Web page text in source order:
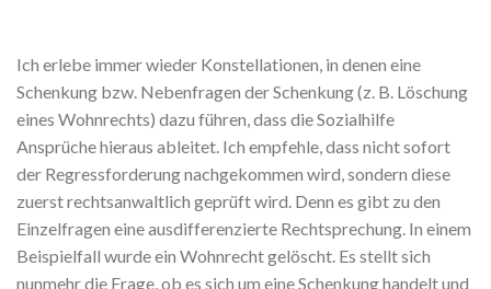
Ich erlebe immer wieder Konstellationen, in denen eine
Schenkung bzw. Nebenfragen der Schenkung (z. B. Löschung
eines Wohnrechts) dazu führen, dass die Sozialhilfe
Ansprüche hieraus ableitet. Ich empfehle, dass nicht sofort
der Regressforderung nachgekommen wird, sondern diese
zuerst rechtsanwaltlich geprüft wird. Denn es gibt zu den
Einzelfragen eine ausdifferenzierte Rechtsprechung. In einem
Beispielfall wurde ein Wohnrecht gelöscht. Es stellt sich
nunmehr die Frage, ob es sich um eine Schenkung handelt und